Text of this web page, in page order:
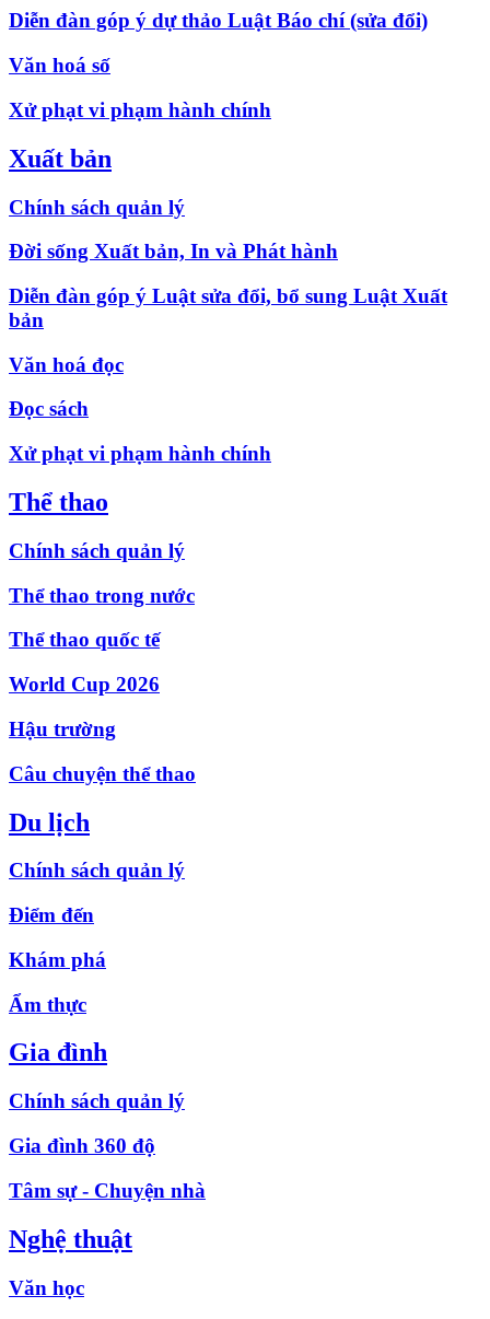
Diễn đàn góp ý dự thảo Luật Báo chí (sửa đổi)
Văn hoá số
Xử phạt vi phạm hành chính
Xuất bản
Chính sách quản lý
Đời sống Xuất bản, In và Phát hành
Diễn đàn góp ý Luật sửa đổi, bổ sung Luật Xuất
bản
Văn hoá đọc
Đọc sách
Xử phạt vi phạm hành chính
Thể thao
Chính sách quản lý
Thể thao trong nước
Thể thao quốc tế
World Cup 2026
Hậu trường
Câu chuyện thể thao
Du lịch
Chính sách quản lý
Điểm đến
Khám phá
Ẩm thực
Gia đình
Chính sách quản lý
Gia đình 360 độ
Tâm sự - Chuyện nhà
Nghệ thuật
Văn học